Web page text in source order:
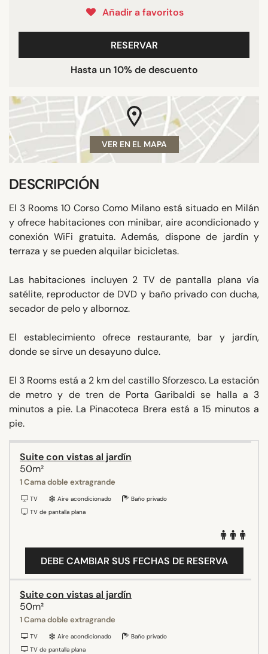
Añadir a favoritos
RESERVAR
Hasta un 10% de descuento
VER EN EL MAPA
DESCRIPCIÓN
El 3 Rooms 10 Corso Como Milano está situado en Milán
y ofrece habitaciones con minibar, aire acondicionado y
conexión WiFi gratuita. Además, dispone de jardín y
terraza y se pueden alquilar bicicletas.
Las habitaciones incluyen 2 TV de pantalla plana vía
satélite, reproductor de DVD y baño privado con ducha,
secador de pelo y albornoz.
El establecimiento ofrece restaurante, bar y jardín,
donde se sirve un desayuno dulce.
El 3 Rooms está a 2 km del castillo Sforzesco. La estación
de metro y de tren de Porta Garibaldi se halla a 3
minutos a pie. La Pinacoteca Brera está a 15 minutos a
pie.
Suite con vistas al jardín
50m²
1 Cama doble extragrande
TV Aire acondicionado
Baño privado
TV de pantalla plana
DEBE CAMBIAR SUS FECHAS DE RESERVA
Suite con vistas al jardín
50m²
1 Cama doble extragrande
TV Aire acondicionado
Baño privado
TV de pantalla plana